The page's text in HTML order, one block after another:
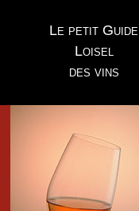
Le petit Guide
Loisel
des vins